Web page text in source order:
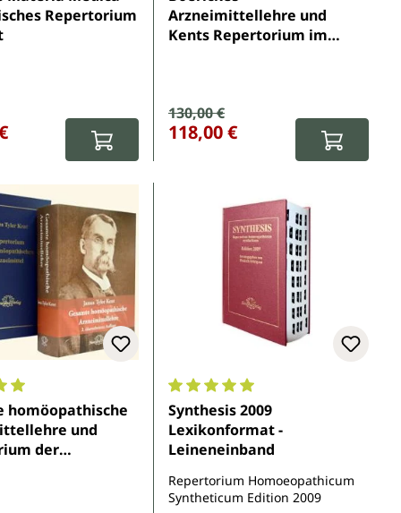
Repertorium
Arzneimittellehre und
Kents Repertorium im
Verkaufspreis:
Regulärer Preis:
130,00 €
118,00 €
Bewertung von 5 von 5 Sternen
homöopathische
und
der
Durchschnittliche Bewertung von
Synthesis 2009
Lexikonformat -
Leineneinband
Repertorium Homoeopathicum
Syntheticum Edition 2009